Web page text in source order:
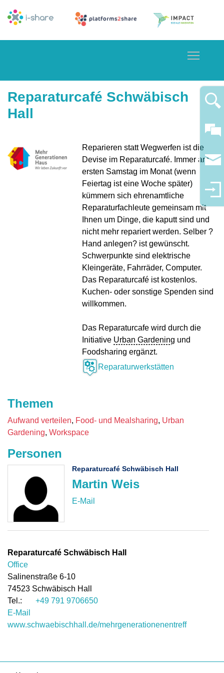
Reparaturcafé Schwäbisch
Hall
Reparieren statt Wegwerfen ist die
Devise im Reparaturcafé. Immer am
ersten Samstag im Monat (wenn
Feiertag ist eine Woche später)
kümmern sich ehrenamtliche
Reparaturfachleute gemeinsam mit
Ihnen um Dinge, die kaputt sind und
nicht mehr repariert werden. Selber ?
Hand anlegen? ist gewünscht.
Schwerpunkte sind elektrische
Kleingeräte, Fahrräder, Computer.
Das Reparaturcafé ist kostenlos.
Kuchen- oder sonstige Spenden sind
willkommen.
Das Reparaturcafe wird durch die
Initiative Urban Gardening und
Foodsharing ergänzt.
Reparaturwerkstätten
Themen
Aufwand verteilen Food- und Mealsharing Urban
Gardening Workspace
Personen
Martin Weis
Reparaturcafé Schwäbisch Hall
Reparaturcafé Schwäbisch Hall
Office
Salinenstraße 6-10
74523 Schwäbisch Hall
+49 791 9706650
E-Mail
www.schwaebischhall.de/mehrgenerationenentreff